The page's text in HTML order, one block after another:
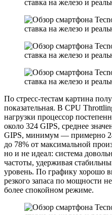
По стресс-тестам картина
показательная. В CPU
нагрузки процессор
около 324 GIPS, среднее
GIPS, минимум — примерно
до 78% от максимальной
но и не идеал: система
частоты, удерживая
уровень. По графику хорошо
резкого запаса по мощности
более спокойном режиме.